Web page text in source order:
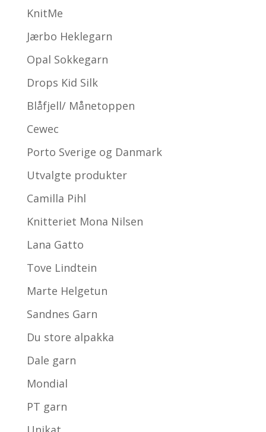
KnitMe
Jærbo Heklegarn
Opal Sokkegarn
Drops Kid Silk
Blåfjell/ Månetoppen
Cewec
Porto Sverige og Danmark
Utvalgte produkter
Camilla Pihl
Knitteriet Mona Nilsen
Lana Gatto
Tove Lindtein
Marte Helgetun
Sandnes Garn
Du store alpakka
Dale garn
Mondial
PT garn